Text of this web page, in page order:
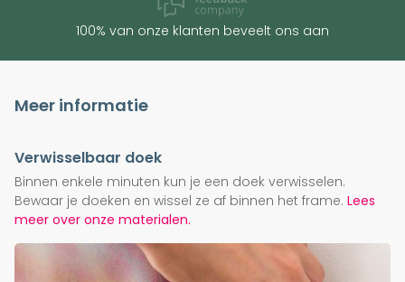
100% van onze klanten beveelt ons aan
Meer informatie
Verwisselbaar doek
Binnen enkele minuten kun je een doek verwisselen.
Bewaar je doeken en wissel ze af binnen het frame. Lees
meer over onze materialen.